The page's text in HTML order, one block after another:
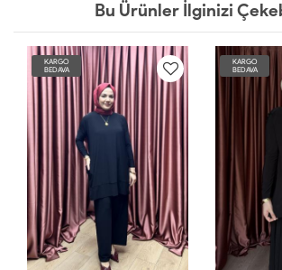
Bu Ürünler İlginizi
KARGO
BEDAVA